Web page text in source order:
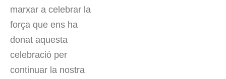
marxar a celebrar la
força que ens ha
donat aquesta
celebració per
continuar la nostra